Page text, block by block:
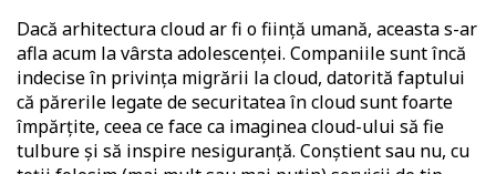
Dacă arhitectura cloud ar fi o ființă umană, aceasta s-ar
afla acum la vârsta adolescenței. Companiile sunt încă
indecise în privința migrării la cloud, datorită faptului
că părerile legate de securitatea în cloud sunt foarte
împărțite, ceea ce face ca imaginea cloud-ului să fie
tulbure și să inspire nesiguranță. Conștient sau nu, cu